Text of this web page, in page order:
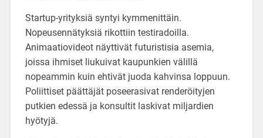
Startup-yrityksiä syntyi kymmenittäin.
Nopeusennätyksiä rikottiin testiradoilla.
Animaatiovideot näyttivät futuristisia asemia,
joissa ihmiset liukuivat kaupunkien välillä
nopeammin kuin ehtivät juoda kahvinsa loppuun.
Poliittiset päättäjät poseerasivat renderöityjen
putkien edessä ja konsultit laskivat miljardien
hyötyjä.